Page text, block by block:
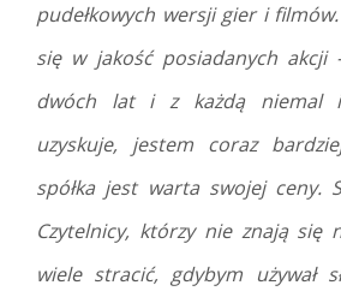
pudełkowych wersji gier i filmów.
się w jakość posiadanych
dwóch lat i z każdą niemal
uzyskuje, jestem coraz
spółka jest warta swojej ceny.
Czytelnicy, którzy nie znają się
wiele stracić, gdybym używał